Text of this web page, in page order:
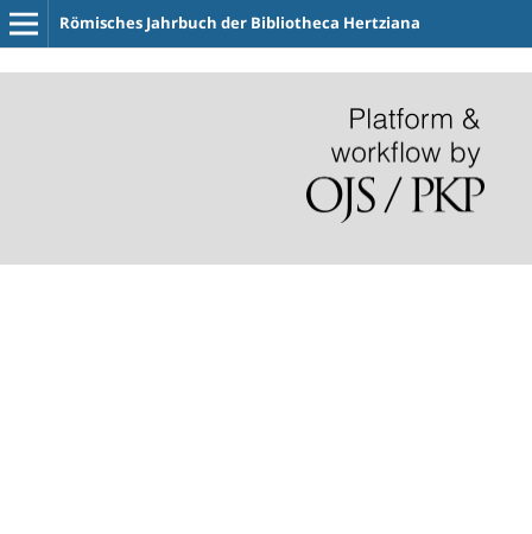
Römisches Jahrbuch der Bibliotheca Hertziana